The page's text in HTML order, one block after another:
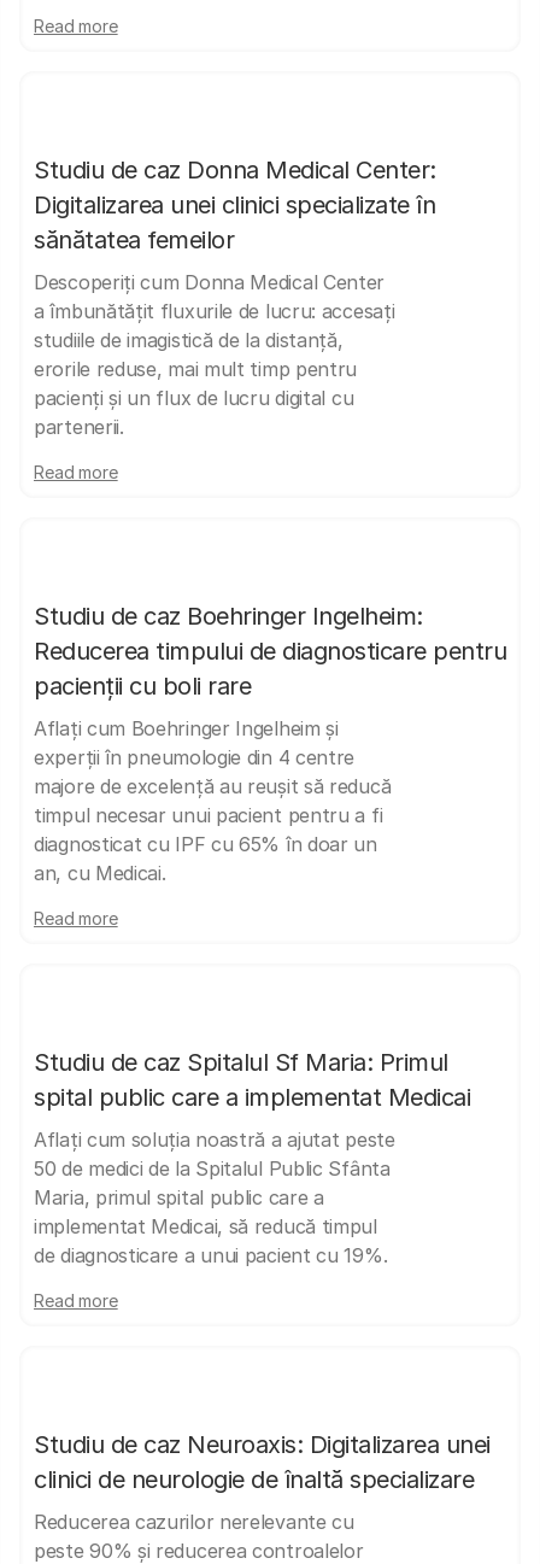
Read more
Studiu de caz Donna Medical Center:
Digitalizarea unei clinici specializate în
sănătatea femeilor
Descoperiți cum Donna Medical Center
a îmbunătățit fluxurile de lucru: accesați
studiile de imagistică de la distanță,
erorile reduse, mai mult timp pentru
pacienți și un flux de lucru digital cu
partenerii.
Read more
Studiu de caz Boehringer Ingelheim:
Reducerea timpului de diagnosticare pentru
pacienții cu boli rare
Aflați cum Boehringer Ingelheim și
experții în pneumologie din 4 centre
majore de excelență au reușit să reducă
timpul necesar unui pacient pentru a fi
diagnosticat cu IPF cu 65% în doar un
an, cu Medicai.
Read more
Studiu de caz Spitalul Sf Maria: Primul
spital public care a implementat Medicai
Aflați cum soluția noastră a ajutat peste
50 de medici de la Spitalul Public Sfânta
Maria, primul spital public care a
implementat Medicai, să reducă timpul
de diagnosticare a unui pacient cu 19%.
Read more
Studiu de caz Neuroaxis: Digitalizarea unei
clinici de neurologie de înaltă specializare
Reducerea cazurilor nerelevante cu
peste 90% și reducerea controalelor